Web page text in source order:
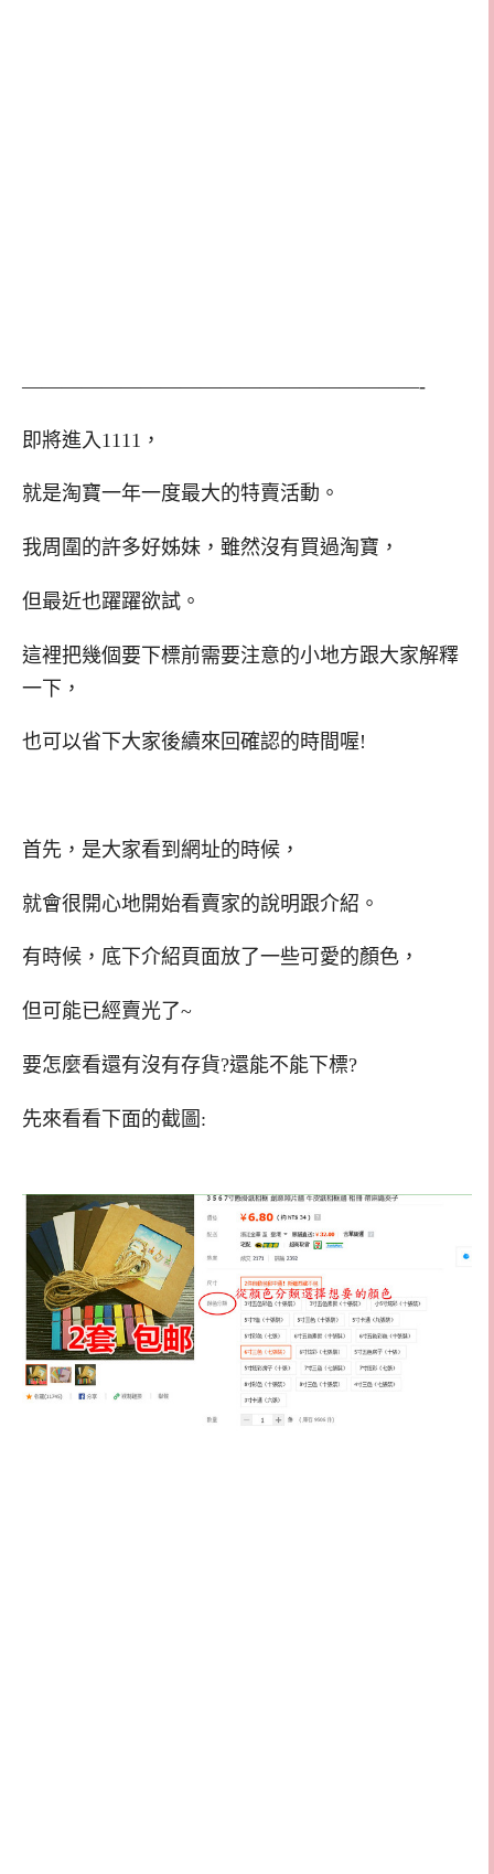
————————————————————-
即將進入1111，
就是淘寶一年一度最大的特賣活動。
我周圍的許多好姊妹，雖然沒有買過淘寶，
但最近也躍躍欲試。
這裡把幾個要下標前需要注意的小地方跟大家解釋
一下，
也可以省下大家後續來回確認的時間喔!
首先，是大家看到網址的時候，
就會很開心地開始看賣家的說明跟介紹。
有時候，底下介紹頁面放了一些可愛的顏色，
但可能已經賣光了~
要怎麼看還有沒有存貨?還能不能下標?
先來看看下面的截圖: